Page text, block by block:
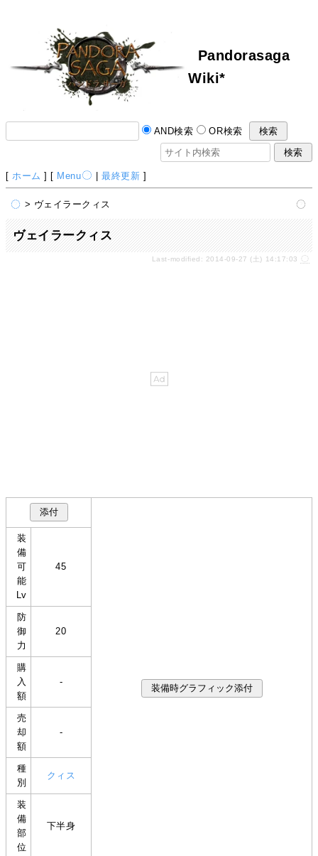
Pandorasaga
Wiki*
AND検索 OR検索
[ ホーム ] [ Menu |最終更新 ]
> ヴェイラークィス
ヴェイラークィス
Last-modified: 2014-09-27 (土) 14:17:03
装
備
可
能
Lv
45
防
御
力
20
購
入
額
-
売
却
額
-
種
別
クィス
装
備
部
位
下半身